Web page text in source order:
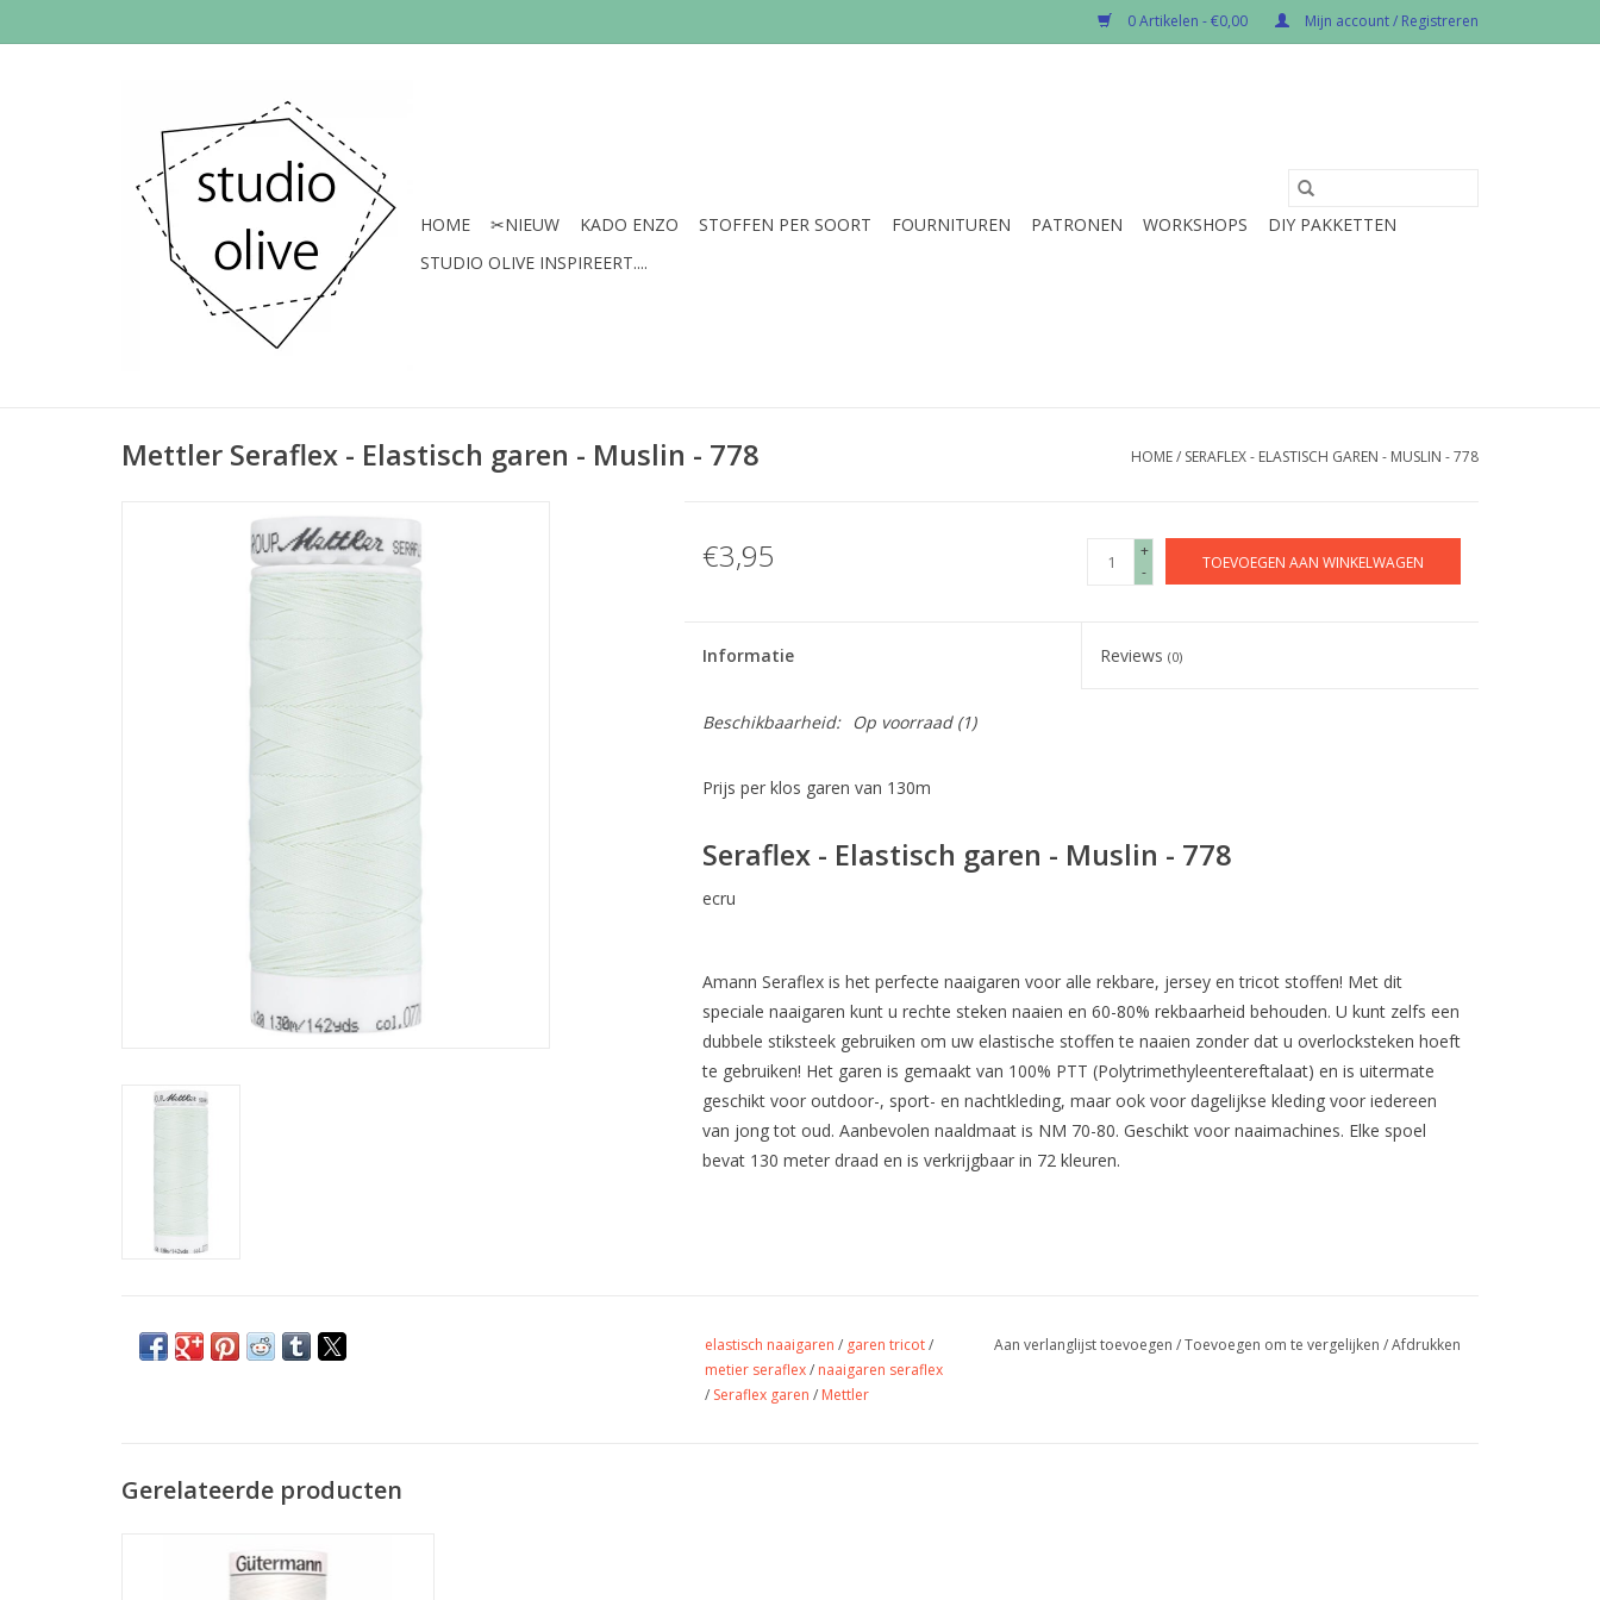
0 Artikelen - €0,00 Mijn account / Registreren
HOME ✂︎NIEUW KADO ENZO STOFFEN PER SOORT FOURNITUREN PATRONEN WORKSHOPS
DIY PAKKETTEN
STUDIO OLIVE INSPIREERT....
Mettler Seraflex - Elastisch garen - Muslin - 778 HOME/ SERAFLEX - ELASTISCH GAREN - MUSLIN - 778
€3,95
+
-
TOEVOEGEN AAN WINKELWAGEN
Informatie Reviews(0)
Beschikbaarheid: Op voorraad(1)
Prijs per klos garen van 130m
Seraflex - Elastisch garen - Muslin - 778
ecru
Amann Seraflex is het perfecte naaigaren voor alle rekbare, jersey en tricot stoffen! Met dit
speciale naaigaren kunt u rechte steken naaien en 60-80% rekbaarheid behouden. U kunt zelfs een
dubbele stiksteek gebruiken om uw elastische stoffen te naaien zonder dat u overlocksteken hoeft
te gebruiken! Het garen is gemaakt van 100% PTT (Polytrimethyleentereftalaat) en is uitermate
geschikt voor outdoor-, sport- en nachtkleding, maar ook voor dagelijkse kleding voor iedereen
van jong tot oud. Aanbevolen naaldmaat is NM 70-80. Geschikt voor naaimachines. Elke spoel
bevat 130 meter draad en is verkrijgbaar in 72 kleuren.
elastisch naaigaren / garen tricot/
metier seraflex/ naaigaren seraflex
/ Seraflex garen / Mettler
Aan verlanglijst toevoegen /Toevoegen om te vergelijken /Afdrukken
Gerelateerde producten